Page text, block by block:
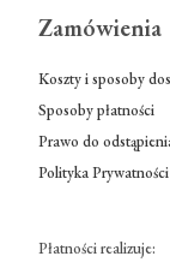
Zamówienia
Koszty i sposoby
Sposoby płatności
Prawo do
Polityka Prywatności
Płatności realizuje: